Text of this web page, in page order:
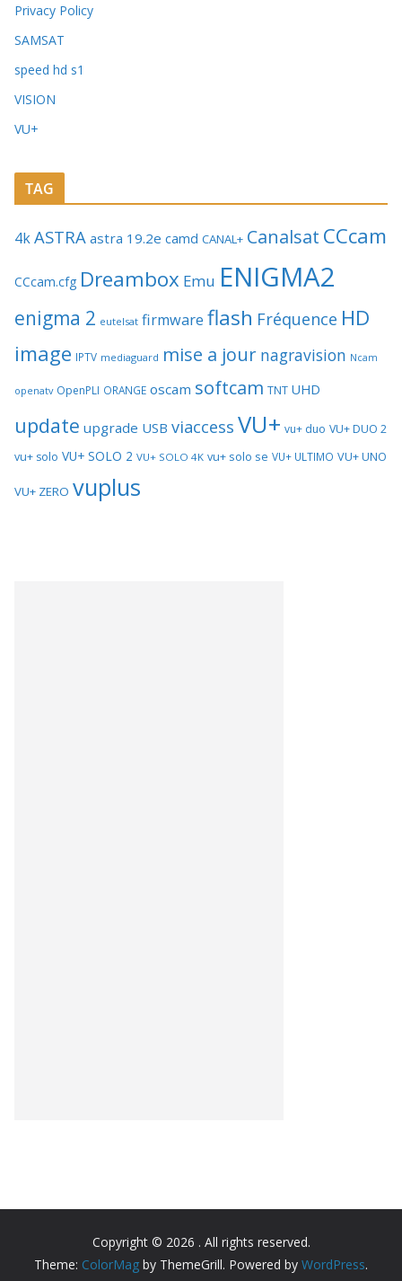
Privacy Policy
SAMSAT
speed hd s1
VISION
VU+
TAG
4kASTRA astra 19.2e camd CANAL+ Canalsat CCcam
CCcam.cfg Dreambox Emu ENIGMA2
enigma 2 eutelsat firmware flash Fréquence HD
image IPTV mediaguard mise a jour nagravision Ncam
openatv OpenPLI ORANGE oscam softcam TNT UHD
update upgrade USB viaccess VU+ vu+ duo VU+ DUO 2
vu+ solo VU+ SOLO 2 VU+ SOLO 4K vu+ solo se VU+ ULTIMO VU+ UNO
VU+ ZERO vuplus
Copyright © 2026 . All rights reserved.
Theme: ColorMag by ThemeGrill. Powered by WordPress.